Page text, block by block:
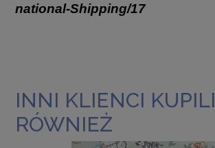
national-Shipping/17
INNI KLIENCI KUPILI
RÓWNIEŻ